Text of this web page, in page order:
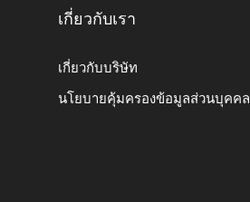
เกี่ยวกับเรา
เกี่ยวกับบริษัท
นโยบายคุ้มครองข้อมูลส่วนบุคคล